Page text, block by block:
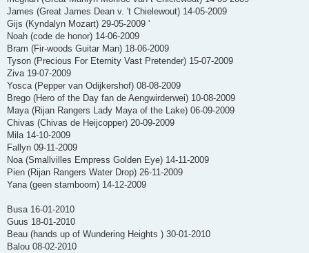
James (Great James Dean v. 't Chielewout) 14-05-2009
Gijs (Kyndalyn Mozart) 29-05-2009 '
Noah (code de honor) 14-06-2009
Bram (Fir-woods Guitar Man) 18-06-2009
Tyson (Precious For Eternity Vast Pretender) 15-07-2009
Ziva 19-07-2009
Yosca (Pepper van Odijkershof) 08-08-2009
Brego (Hero of the Day fan de Aengwirderwei) 10-08-2009
Maya (Rijan Rangers Lady Maya of the Lake) 06-09-2009
Chivas (Chivas de Heijcopper) 20-09-2009
Mila 14-10-2009
Fallyn 09-11-2009
Noa (Smallvilles Empress Golden Eye) 14-11-2009
Pien (Rijan Rangers Water Drop) 26-11-2009
Yana (geen stamboom) 14-12-2009
Busa 16-01-2010
Guus 18-01-2010
Beau (hands up of Wundering Heights ) 30-01-2010
Balou 08-02-2010